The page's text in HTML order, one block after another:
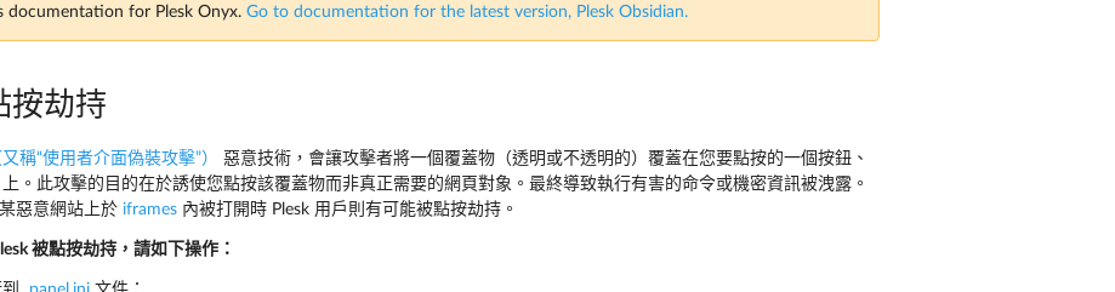
documentation for Plesk Onyx. Go to documentation for the latest version, Plesk Obsidian.
按劫持
稱“使用者介面偽裝攻擊”）
惡意技術，會讓攻擊者將一個覆蓋物（透明或不透明的）覆蓋在您要點按的一個按鈕、
。此攻擊的目的在於誘使您點按該覆蓋物而非真正需要的網頁對象。最終導致執行有害的命令或機密資訊被洩露。
惡意網站上於 iframes 內被打開時 Plesk 用戶則有可能被點按劫持。
被點按劫持，請如下操作：